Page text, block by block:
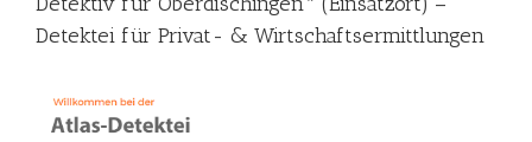
Detektei für Privat- & Wirtschaftsermittlungen